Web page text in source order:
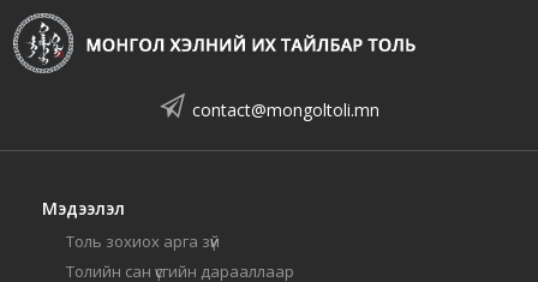
contact@mongoltoli.mn
Мэдээлэл
Толь зохиох арга зүй
Толийн сан үсгийн дарааллаар